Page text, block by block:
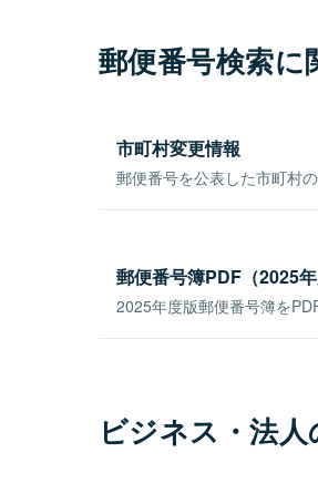
郵便番号検索に
市町村変更情報
郵便番号を公表した市町村
郵便番号簿PDF（2025年
2025年度版郵便番号簿を
ビジネス・法